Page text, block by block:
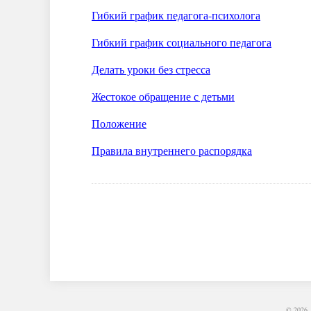
Гибкий график педагога-психолога
Гибкий график социального педагога
Делать уроки без стресса
Жестокое обращение с детьми
Положение
Правила внутреннего распорядка